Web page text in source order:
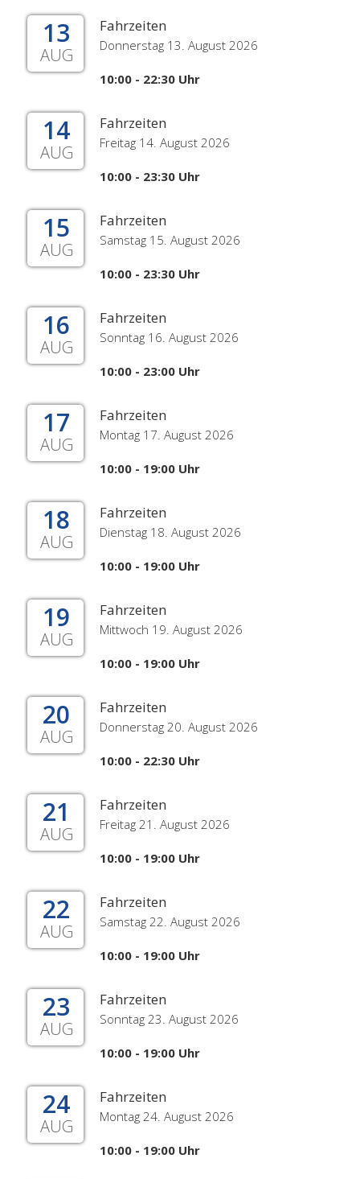
13
AUG
Fahrzeiten
Donnerstag 13. August 2026
10:00 - 22:30 Uhr
14
AUG
Fahrzeiten
Freitag 14. August 2026
10:00 - 23:30 Uhr
15
AUG
Fahrzeiten
Samstag 15. August 2026
10:00 - 23:30 Uhr
16
AUG
Fahrzeiten
Sonntag 16. August 2026
10:00 - 23:00 Uhr
17
AUG
Fahrzeiten
Montag 17. August 2026
10:00 - 19:00 Uhr
18
AUG
Fahrzeiten
Dienstag 18. August 2026
10:00 - 19:00 Uhr
19
AUG
Fahrzeiten
Mittwoch 19. August 2026
10:00 - 19:00 Uhr
20
AUG
Fahrzeiten
Donnerstag 20. August 2026
10:00 - 22:30 Uhr
21
AUG
Fahrzeiten
Freitag 21. August 2026
10:00 - 19:00 Uhr
22
AUG
Fahrzeiten
Samstag 22. August 2026
10:00 - 19:00 Uhr
23
AUG
Fahrzeiten
Sonntag 23. August 2026
10:00 - 19:00 Uhr
24
AUG
Fahrzeiten
Montag 24. August 2026
10:00 - 19:00 Uhr